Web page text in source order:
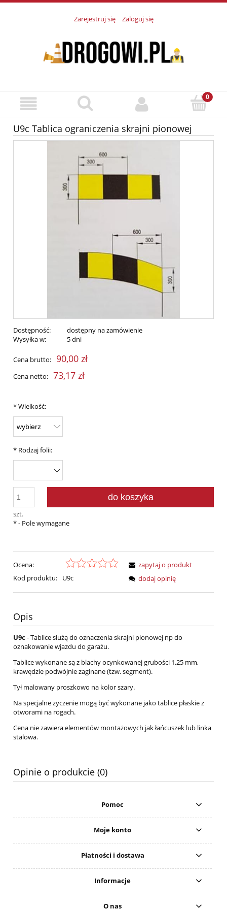
Zarejestruj się Zaloguj się
U9c Tablica ograniczenia skrajni pionowej
Dostępność:
dostępny na zamówienie
Wysyłka w:
5 dni
Cena brutto: 90,00 zł
Cena netto: 73,17 zł
*Wielkość:
* Rodzaj folii:
szt.
do koszyka
*- Pole wymagane
Ocena:
Kod produktu:
U9c
zapytaj o produkt
dodaj opinię
Opis
U9c- Tablice służą do oznaczenia skrajni pionowej np do
oznakowanie wjazdu do garażu.
Tablice wykonane są z blachy ocynkowanej grubości 1,25 mm,
krawędzie podwójnie zaginane (tzw. segment).
Tył malowany proszkowo na kolor szary.
Na specjalne życzenie mogą być wykonane jako tablice płaskie z
otworami na rogach.
Cena nie zawiera elementów montażowych jak łańcuszek lub linka
stalowa.
Opinie o produkcie (0)
Pomoc
Moje konto
Płatności i dostawa
Informacje
O nas